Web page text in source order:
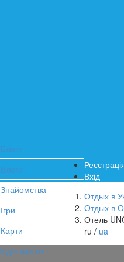
Блоги
Влоги
Знайомства
Ігри
Карти
Курс валют
Вхід
Отдых в
Отдых в
Отель
ru / ua